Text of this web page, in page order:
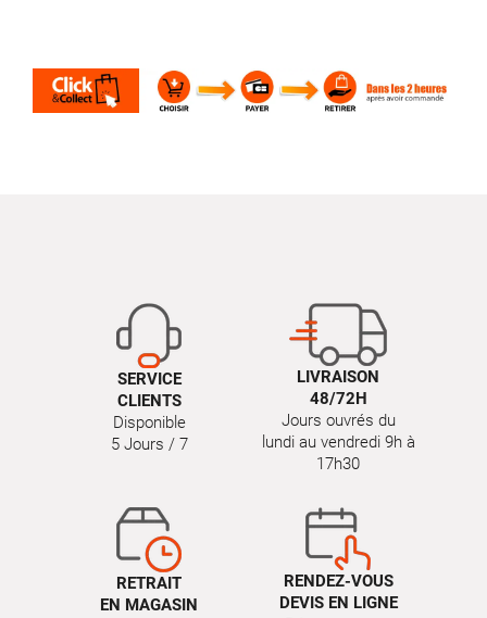
SERVICE
CLIENTS
Disponible
5 Jours / 7
LIVRAISON
48/72H
Jours ouvrés du
lundi au vendredi 9h à
17h30
RETRAIT
EN MAGASIN
RENDEZ-VOUS
DEVIS EN LIGNE